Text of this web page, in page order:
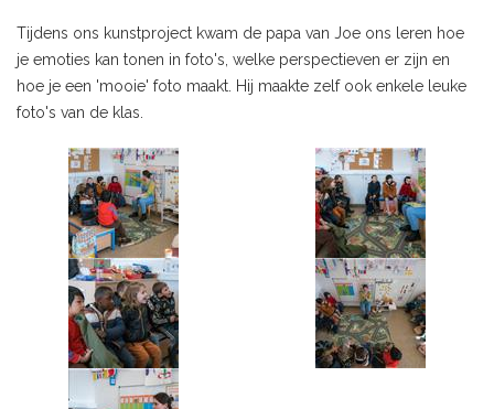
Tijdens ons kunstproject kwam de papa van Joe ons leren hoe
je emoties kan tonen in foto's, welke perspectieven er zijn en
hoe je een 'mooie' foto maakt. Hij maakte zelf ook enkele leuke
foto's van de klas.